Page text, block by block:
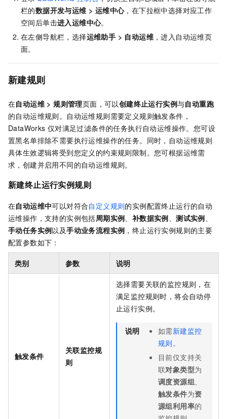
栏的数据开发与运维 > 运维中心，在下拉框中选择对应工作
空间后单击进入运维中心。
在左侧导航栏，选择运维助手 > 自动运维 ，进入自动运维页
面。
新建规则
在自动运维 >规则管理页面，可以创建终止运行实例与自动重跑
的自动运维规则。自动运维规则需要定义规则触发条件，
DataWorks 仅对满足过滤条件的任务执行自动运维操作。您可设
置黑名单排除不需要执行运维操作的任务。同时，自动运维规则
具体生效逻辑将受到您定义的约束规则限制。您可根据运维需
求，创建并启用不同的自动运维规则。
新建终止运行实例规则
在自动运维中可以对符合自定义规则的实例配置终止运行的自动
运维操作，支持的实例包括周期实例、 补数据实例、测试实例、
手动任务实例以及手动业务流程实例 ，终止运行实例规则的主要
配置参数如下：
类别 参数 说明
触发条件
关联监控规
则
选择需要关联的监控规则，在
满足监控规则时，将会自动停
止运行实例。
说明 如需新建监控
规则。
目前仅支持关
联对象类型为
调度资源组、
触发条件为资
源组利用率的